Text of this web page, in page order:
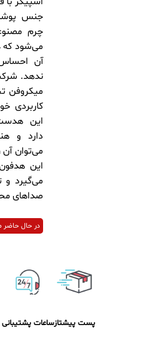
جنس‌
چرم
می‌شود که
آن
میکروفن
کاربردی
این
دارد و
می‌توان آن
این
می‌گیرد و
صداهای
در حال
پست پیشتازساعات پشتیبانی 10 الی